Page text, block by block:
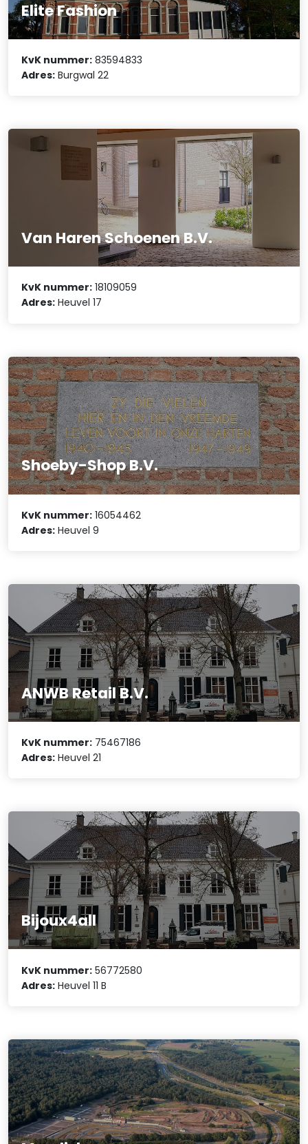
Elite Fashion
KvK nummer: 83594833
Adres: Burgwal 22
Van Haren Schoenen B.V.
KvK nummer: 18109059
Adres: Heuvel 17
Shoeby-Shop B.V.
KvK nummer: 16054462
Adres: Heuvel 9
ANWB Retail B.V.
KvK nummer: 75467186
Adres: Heuvel 21
Bijoux4all
KvK nummer: 56772580
Adres: Heuvel 11 B